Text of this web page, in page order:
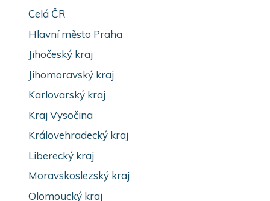
Celá ČR
Hlavní město Praha
Jihočeský kraj
Jihomoravský kraj
Karlovarský kraj
Kraj Vysočina
Královehradecký kraj
Liberecký kraj
Moravskoslezský kraj
Olomoucký kraj